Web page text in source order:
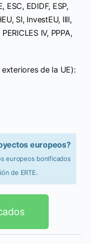
ESC, EDIDF, ESP,
SI, InvestEU, IIII,
IV, PPPA,
de la UE):
europeos?
europeos bonificados
de ERTE.